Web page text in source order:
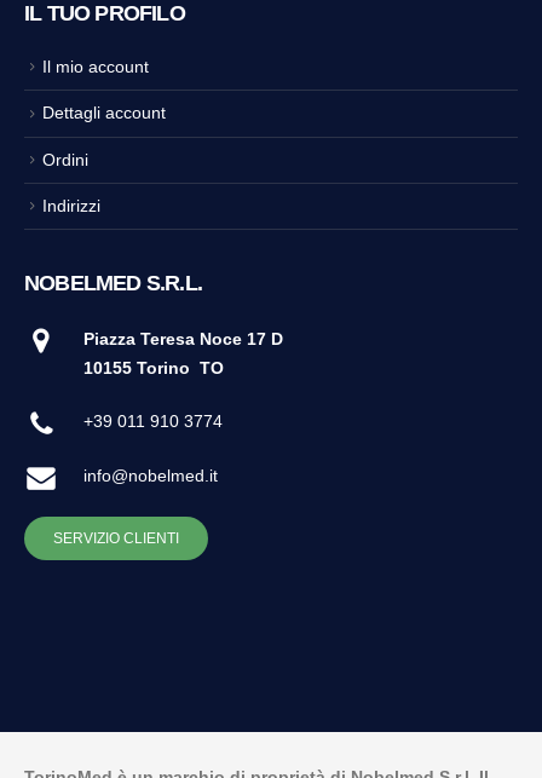
IL TUO PROFILO
Il mio account
Dettagli account
Ordini
Indirizzi
NOBELMED S.R.L.
Piazza Teresa Noce 17 D
10155 Torino TO
+39 011 910 3774
info@nobelmed.it
SERVIZIO CLIENTI